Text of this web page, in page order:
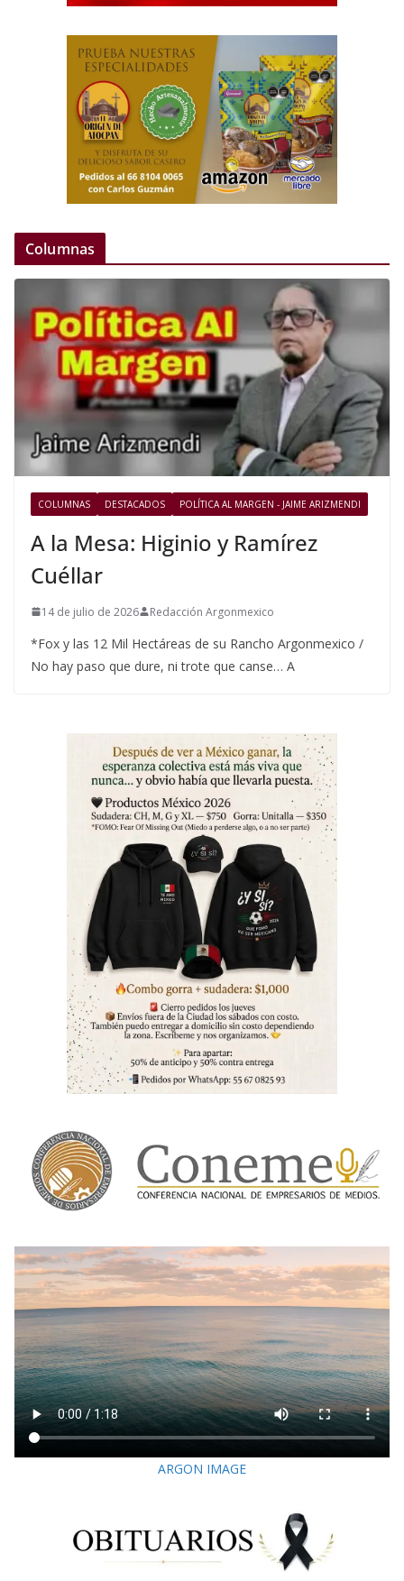
Columnas
COLUMNAS DESTACADOS POLÍTICA AL MARGEN - JAIME ARIZMENDI
A la Mesa: Higinio y Ramírez
Cuéllar
14 de julio de 2026 Redacción Argonmexico
*Fox y las 12 Mil Hectáreas de su Rancho Argonmexico /
No hay paso que dure, ni trote que canse… A
ARGON IMAGE